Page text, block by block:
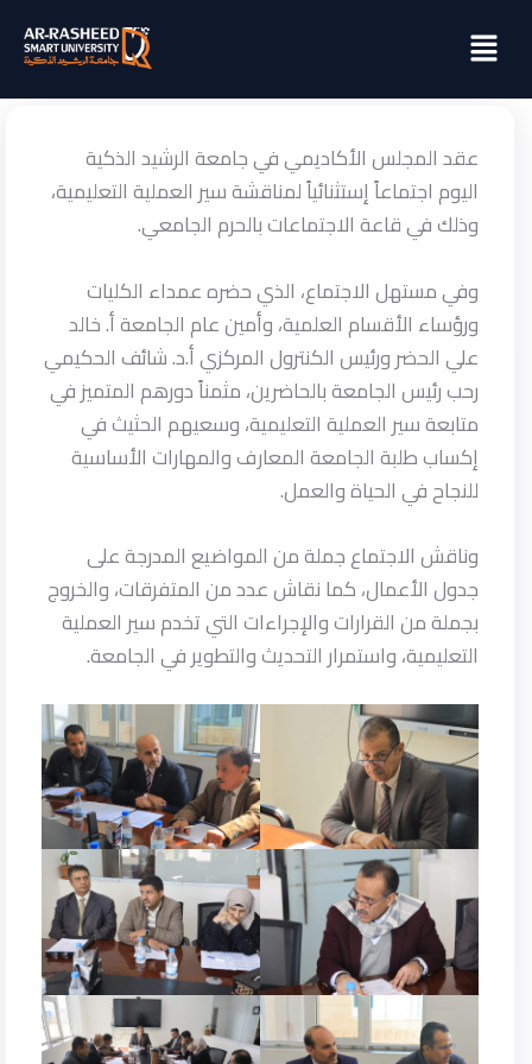
Menu
عقد المجلس الأكاديمي في جامعة الرشيد الذكية
اليوم اجتماعاً إستثنائياً لمناقشة سير العملية التعليمية،
وذلك في قاعة الاجتماعات بالحرم الجامعي.
وفيمستهل الاجتماع، الذي حضره عمداء الكليات
ورؤساء الأقسام العلمية، وأمين عام الجامعة أ. خالد
علي الحضر ورئيس الكنترول المركزي أ.د. شائف الحكيمي
رحب رئيس الجامعة بالحاضرين، مثمناً دورهم المتميز في
متابعة سير العملية التعليمية، وسعيهم الحثيث في
إكساب طلبة الجامعة المعارف والمهارات الأساسية
للنجاح في الحياة والعمل.
وناقش الاجتماع جملة من المواضيع المدرجة على
جدول الأعمال، كما نقاش عدد من المتفرقات، والخروج
بجملة من القرارات والإجراءات التي تخدم سير العملية
التعليمية، واستمرار التحديث والتطوير في الجامعة.